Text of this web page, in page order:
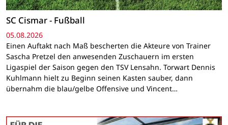
SC Cismar - Fußball
05.08.2026
Einen Auftakt nach Maß bescherten die Akteure von Trainer
Sascha Pretzel den anwesenden Zuschauern im ersten
Ligaspiel der Saison gegen den TSV Lensahn. Torwart Dennis
Kuhlmann hielt zu Beginn seinen Kasten sauber, dann
übernahm die blau/gelbe Offensive und Vincent…